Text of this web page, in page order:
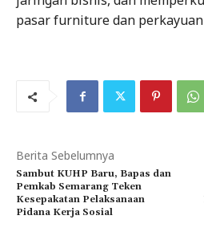
pasar furniture dan
Berita Sebelumnya
Sambut KUHP Baru, Bapas dan
Pemkab Semarang Teken
Kesepakatan Pelaksanaan
Pidana Kerja Sosial